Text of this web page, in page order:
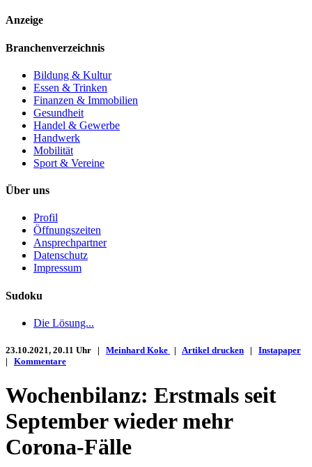
Anzeige
Branchenverzeichnis
Bildung & Kultur
Essen & Trinken
Finanzen & Immobilien
Gesundheit
Handel & Gewerbe
Handwerk
Mobilität
Sport & Vereine
Über uns
Profil
Öffnungszeiten
Ansprechpartner
Datenschutz
Impressum
Sudoku
Die Lösung...
23.10.2021, 20.11 Uhr | Meinhard Koke | Artikel drucken | Instapaper
| Kommentare
Wochenbilanz: Erstmals seit
September wieder mehr
Corona-Fälle